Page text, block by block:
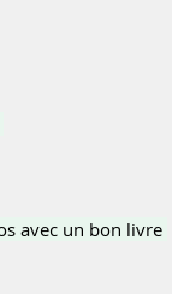
avec un bon livre